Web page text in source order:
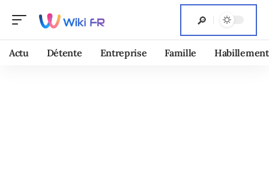
Actu Détente Entreprise Famille Habillement